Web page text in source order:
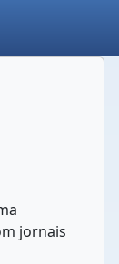
jornais